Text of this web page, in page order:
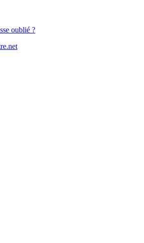
oublié ?